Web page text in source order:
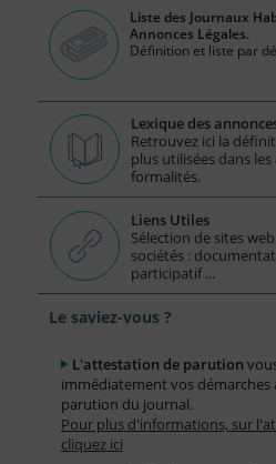
Liste des Journaux
Annonces Légales.
Définition et liste par
Lexique des
Retrouvez ici la
plus utilisées dans
formalités.
Liens Utiles
Sélection de sites
sociétés :
participatif ...
Le saviez-vous ?
L'attestation de parution
immédiatement vos démarches
parution du journal.
Pour plus d'informations, sur
cliquez ici